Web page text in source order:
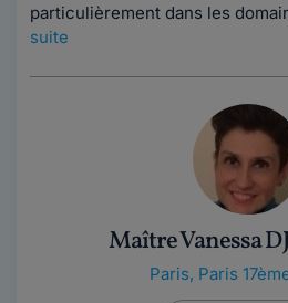
particulièrement dans les
suite
Maître Vanessa
Paris, Paris